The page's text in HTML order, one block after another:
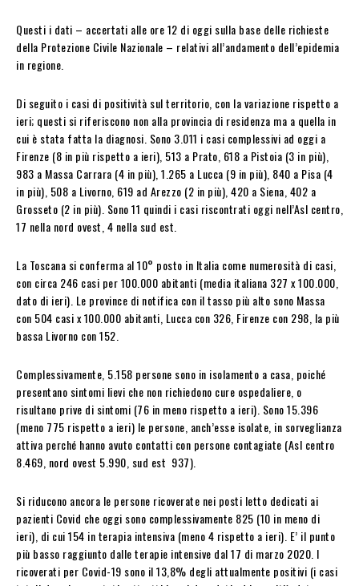
Questi i dati – accertati alle ore 12 di oggi sulla base delle richieste
della Protezione Civile Nazionale – relativi all’andamento dell’epidemia
in regione.
Di seguito i casi di positività sul territorio, con la variazione rispetto a
ieri; questi si riferiscono non alla provincia di residenza ma a quella in
cui è stata fatta la diagnosi. Sono 3.011 i casi complessivi ad oggi a
Firenze (8 in più rispetto a ieri), 513 a Prato, 618 a Pistoia (3 in più),
983 a Massa Carrara (4 in più), 1.265 a Lucca (9 in più), 840 a Pisa (4
in più), 508 a Livorno, 619 ad Arezzo (2 in più), 420 a Siena, 402 a
Grosseto (2 in più). Sono 11 quindi i casi riscontrati oggi nell’Asl centro,
17 nella nord ovest, 4 nella sud est.
La Toscana si conferma al 10° posto in Italia come numerosità di casi,
con circa 246 casi per 100.000 abitanti (media italiana 327 x 100.000,
dato di ieri). Le province di notifica con il tasso più alto sono Massa
con 504 casi x 100.000 abitanti, Lucca con 326, Firenze con 298, la più
bassa Livorno con 152.
Complessivamente, 5.158 persone sono in isolamento a casa, poiché
presentano sintomi lievi che non richiedono cure ospedaliere, o
risultano prive di sintomi (76 in meno rispetto a ieri). Sono 15.396
(meno 775 rispetto a ieri) le persone, anch’esse isolate, in sorveglianza
attiva perché hanno avuto contatti con persone contagiate (Asl centro
8.469, nord ovest 5.990, sud est 937).
Si riducono ancora le persone ricoverate nei posti letto dedicati ai
pazienti Covid che oggi sono complessivamente 825 (10 in meno di
ieri), di cui 154 in terapia intensiva (meno 4 rispetto a ieri). E’ il punto
più basso raggiunto dalle terapie intensive dal 17 di marzo 2020. I
ricoverati per Covid-19 sono il 13,8% degli attualmente positivi (i casi